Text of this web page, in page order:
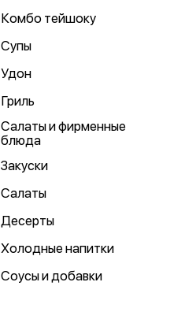
Комбо тейшоку
Супы
Удон
Гриль
Салаты и фирменные
блюда
Закуски
Салаты
Десерты
Холодные напитки
Соусы и добавки